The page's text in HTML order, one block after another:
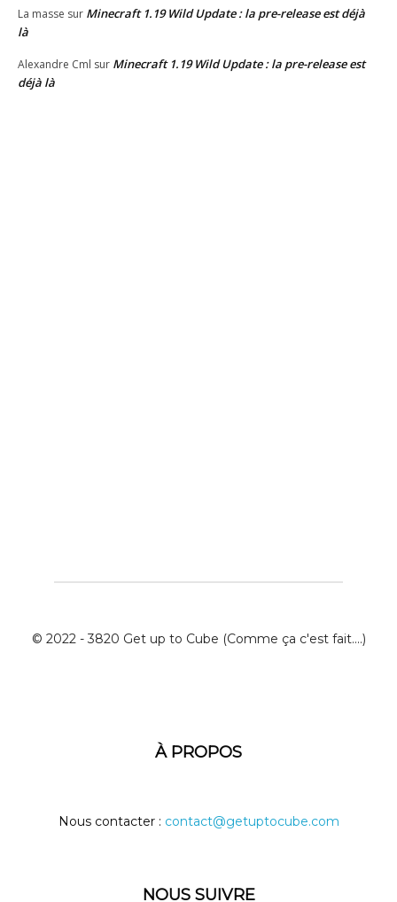
La masse sur Minecraft 1.19 Wild Update : la pre-release est déjà
là
Alexandre Cml sur Minecraft 1.19 Wild Update : la pre-release est
déjà là
© 2022 - 3820 Get up to Cube (Comme ça c'est fait....)
À PROPOS
Nous contacter : contact@getuptocube.com
NOUS SUIVRE